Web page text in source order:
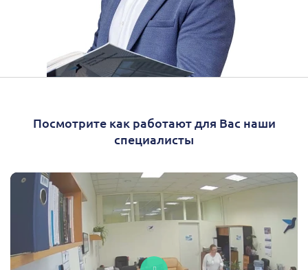
Посмотрите как работают для Вас наши
специалисты